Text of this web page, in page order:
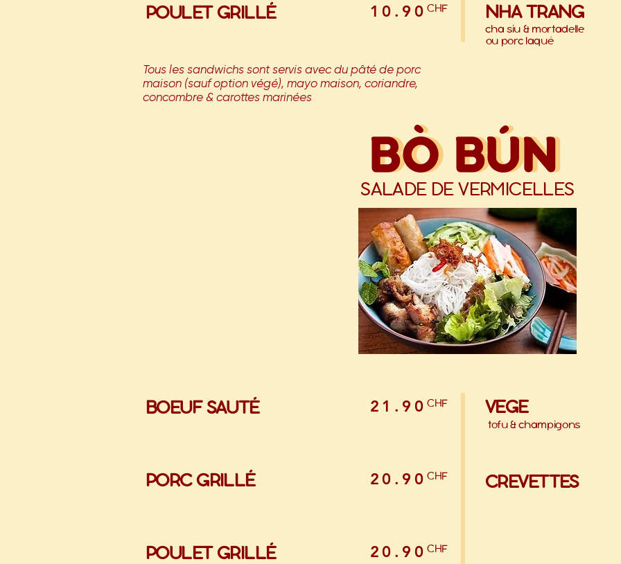
POULET GRILLÉ 10.90 CHF NHA TRANG
cha siu & mortadelle
ou porc laqué
Tous les sandwichs sont servis avec du pâté de porc
maison (sauf option végé), mayo maison, coriandre,
concombre & carottes marinées
SALADE DE VERMICELLES
BÒ BÚN
BÒ BÚN
BOEUF SAUTÉ
PORC GRILLÉ
POULET GRILLÉ
21.90
20.90
20.90
CHF
CHF
CHF
VEGE
tofu & champigons
CREVETTES